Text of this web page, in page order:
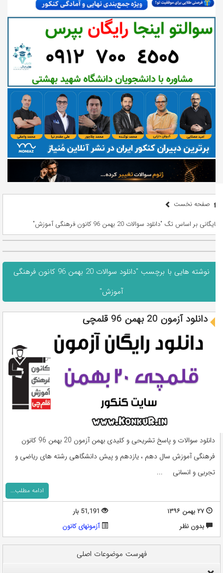
صفحه نخست
بایگانی بر اساس تگ "دانلود سوالات 20 بهمن 96 کانون فرهنگی آموزش"
نوشته هایی با برچسب "دانلود سوالات 20 بهمن 96 کانون فرهنگی
آموزش"
دانلود آزمون 20 بهمن 96 قلمچی
دانلود سوالات و پاسخ تشریحی و کلیدی بهمن آزمون 20 بهمن 96 کانون
فرهنگی آموزش سال دهم ، یازدهم و پیش دانشگاهی رشته های ریاضی و
تجربی و انسانی ...
ادامه مطلب...
۲۷ بهمن ۱۳۹۶
51,191 بار
بدون نظر
آزمونهای کانون
فهرست موضوعات اصلی